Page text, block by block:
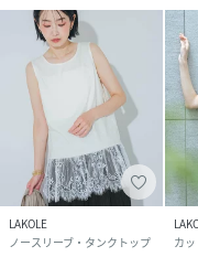
LAKOLE
ノースリーブ・タンクトップ
カ